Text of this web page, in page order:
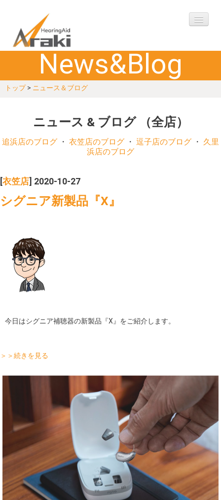
購入の流れ
製品
店舗
コラム
ブログ
採用
News&Blog
トップ> ニュース＆ブログ
ニュース & ブログ （全店）
追浜店のブログ ・ 衣笠店のブログ ・ 逗子店のブログ ・ 久里
浜店のブログ
衣笠店 ] 2020-10-27
シグニア新製品『X』
今日はシグニア補聴器の新製品『X』をご紹介します。
＞＞続きを見る